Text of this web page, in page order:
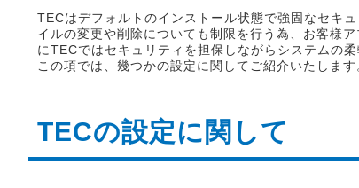
TECはデフォルトのインストール状態で強固なセキ
イルの変更や削除についても制限を行う為、お客様
にTECではセキュリティを担保しながらシステムの
この項では、幾つかの設定に関してご紹介いたします
TECの設定に関して